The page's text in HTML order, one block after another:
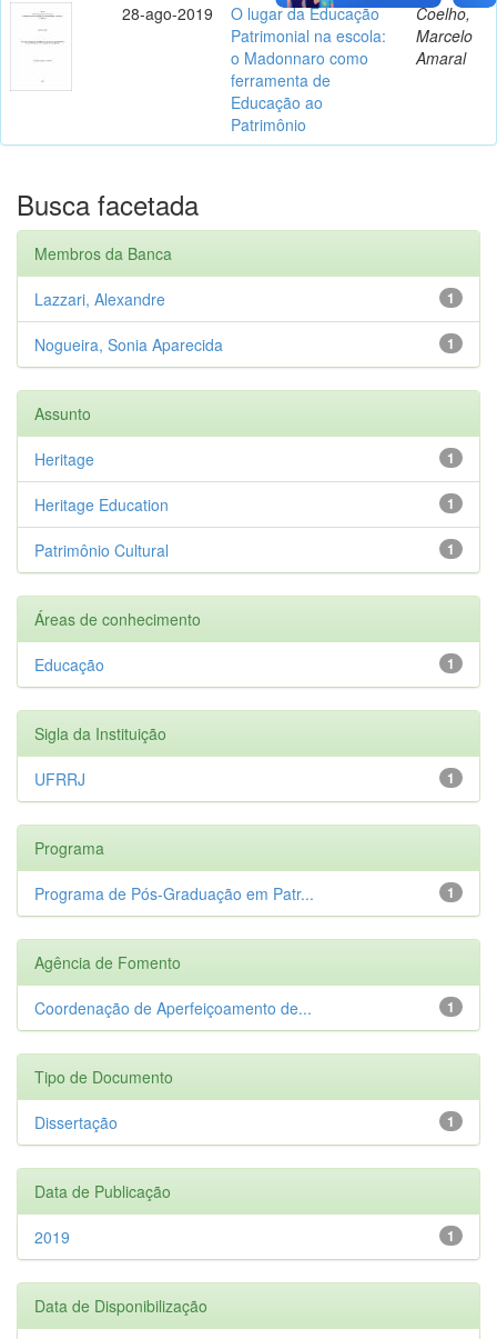
28-ago-2019
O lugar da Educação
Patrimonial na escola:
o Madonnaro como
ferramenta de
Educação ao
Patrimônio
Coelho,
Marcelo
Amaral
Busca facetada
Membros da Banca
1
Lazzari, Alexandre
1
Nogueira, Sonia Aparecida
Assunto
1
Heritage
1
Heritage Education
1
Patrimônio Cultural
Áreas de conhecimento
1
Educação
Sigla da Instituição
1
UFRRJ
Programa
1
Programa de Pós-Graduação em Patr...
Agência de Fomento
1
Coordenação de Aperfeiçoamento de...
Tipo de Documento
1
Dissertação
Data de Publicação
1
2019
Data de Disponibilização